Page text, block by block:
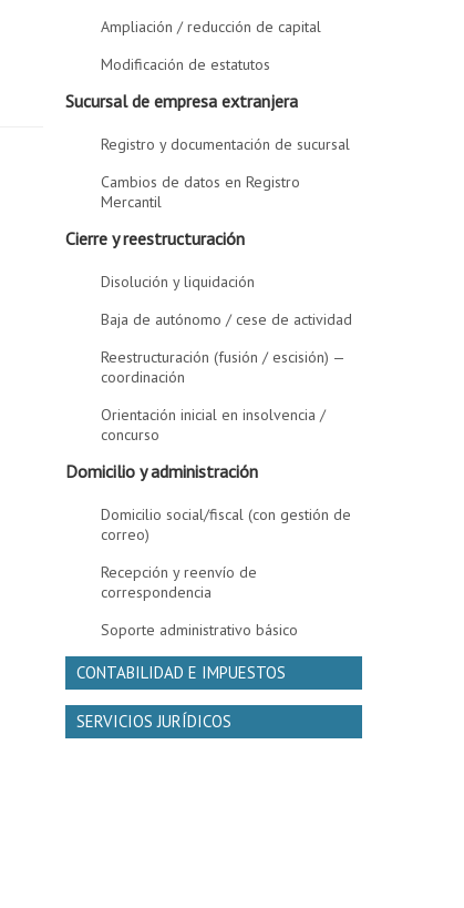
Ampliación / reducción de capital
Modificación de estatutos
Sucursal de empresa extranjera
Registro y documentación de sucursal
Cambios de datos en Registro
Mercantil
Cierre y reestructuración
Disolución y liquidación
Baja de autónomo / cese de actividad
Reestructuración (fusión / escisión) —
coordinación
Orientación inicial en insolvencia /
concurso
Domicilio y administración
Domicilio social/fiscal (con gestión de
correo)
Recepción y reenvío de
correspondencia
Soporte administrativo básico
CONTABILIDAD E IMPUESTOS
SERVICIOS JURÍDICOS